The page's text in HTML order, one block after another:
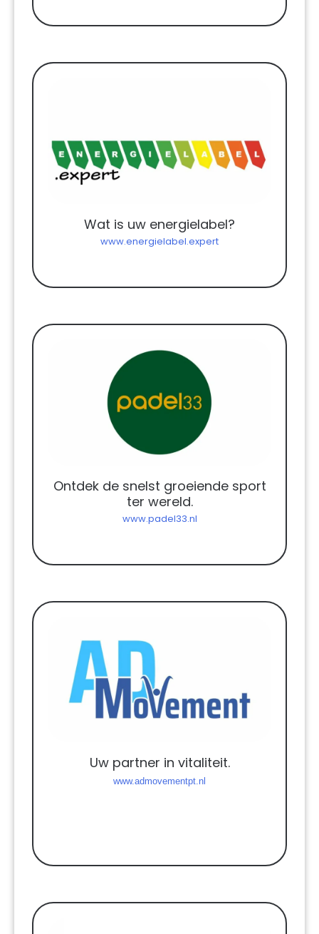
Wat is uw energielabel?
www.energielabel.expert
Ontdek de snelst groeiende sport
ter wereld.
www.padel33.nl
Uw partner in vitaliteit.
www.admovementpt.nl